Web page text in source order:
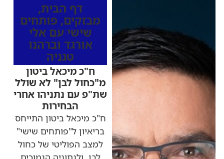
דף הבית,
מבזקים, פותחים
שישי עם אלי
אורגד וברהנו
טגניה
ח"כ מיכאל ביטון
מ"כחול לבן" לא שולל
שת"פ עם נתניהו אחרי
הבחירות
ח"כ מיכאל ביטון התייחס
בריאיון ל"פותחים שישי"
למצב הפוליטי של כחול